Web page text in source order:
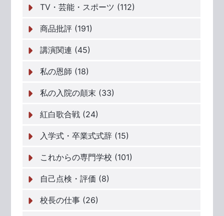
TV・芸能・スポーツ (112)
商品批評 (191)
講演関連 (45)
私の恩師 (18)
私の入院の顛末 (33)
紅白歌合戦 (24)
入学式・卒業式式辞 (15)
これからの専門学校 (101)
自己点検・評価 (8)
校長の仕事 (26)